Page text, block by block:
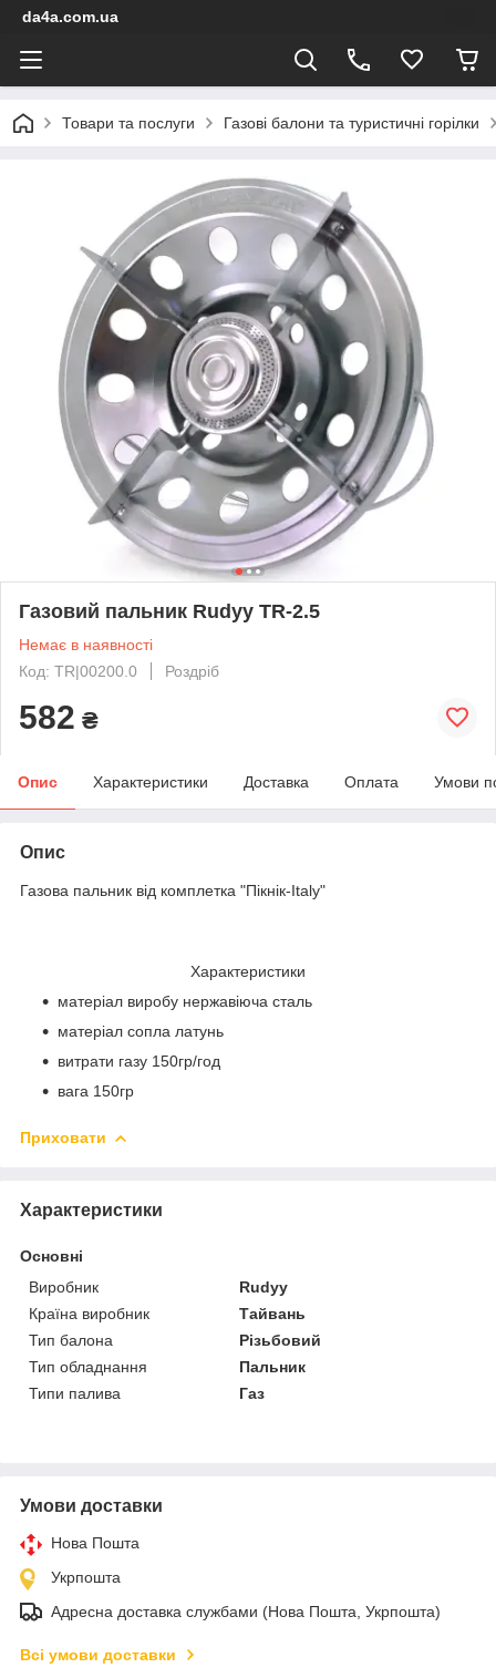
da4a.com.ua
Товари та послуги Газові балони та туристичні горілки
Газовий пальник Rudyy TR-2.5
Немає в наявності
Код: TR|00200.0
Роздріб
582 ₴
Опис Характеристики Доставка Оплата Умови
Опис
Газова пальник від комплетка "Пікнік-Italy"
Характеристики
матеріал виробу нержавіюча сталь
матеріал сопла латунь
витрати газу 150гр/год
вага 150гр
Приховати
Характеристики
Основні
Виробник
Rudyy
Країна виробник
Тайвань
Тип балона
Різьбовий
Тип обладнання
Пальник
Типи палива
Газ
Умови доставки
Нова Пошта
Укрпошта
Адресна доставка службами (Нова Пошта, Укрпошта)
Всі умови доставки